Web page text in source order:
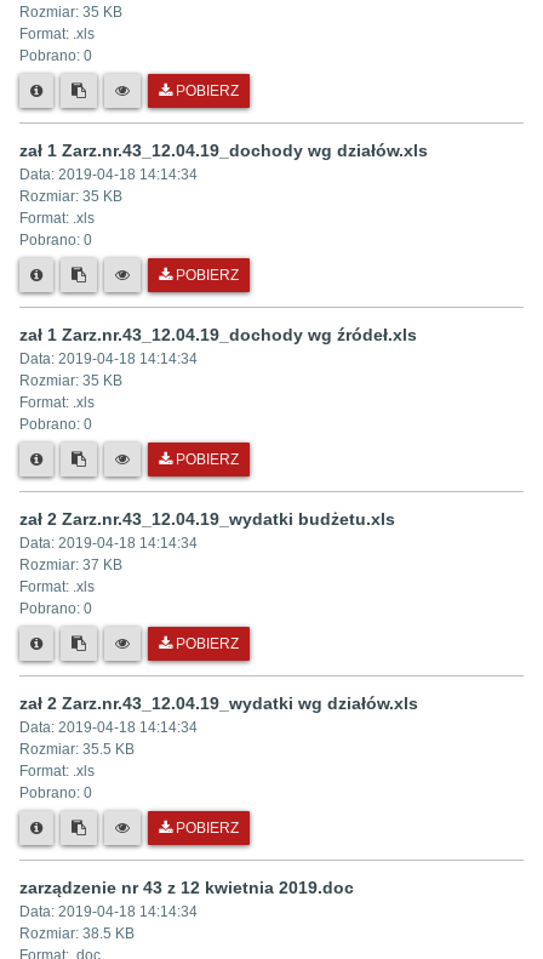
Rozmiar: 35 KB
Format: .xls
Pobrano: 0
POBIERZ
zał 1 Zarz.nr.43_12.04.19_dochody wg działów.xls
Data: 2019-04-18 14:14:34
Rozmiar: 35 KB
Format: .xls
Pobrano: 0
POBIERZ
zał 1 Zarz.nr.43_12.04.19_dochody wg źródeł.xls
Data: 2019-04-18 14:14:34
Rozmiar: 35 KB
Format: .xls
Pobrano: 0
POBIERZ
zał 2 Zarz.nr.43_12.04.19_wydatki budżetu.xls
Data: 2019-04-18 14:14:34
Rozmiar: 37 KB
Format: .xls
Pobrano: 0
POBIERZ
zał 2 Zarz.nr.43_12.04.19_wydatki wg działów.xls
Data: 2019-04-18 14:14:34
Rozmiar: 35.5 KB
Format: .xls
Pobrano: 0
POBIERZ
zarządzenie nr 43 z 12 kwietnia 2019.doc
Data: 2019-04-18 14:14:34
Rozmiar: 38.5 KB
Format: . doc